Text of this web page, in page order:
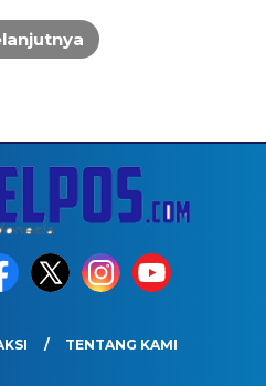
TENTANG KAMI